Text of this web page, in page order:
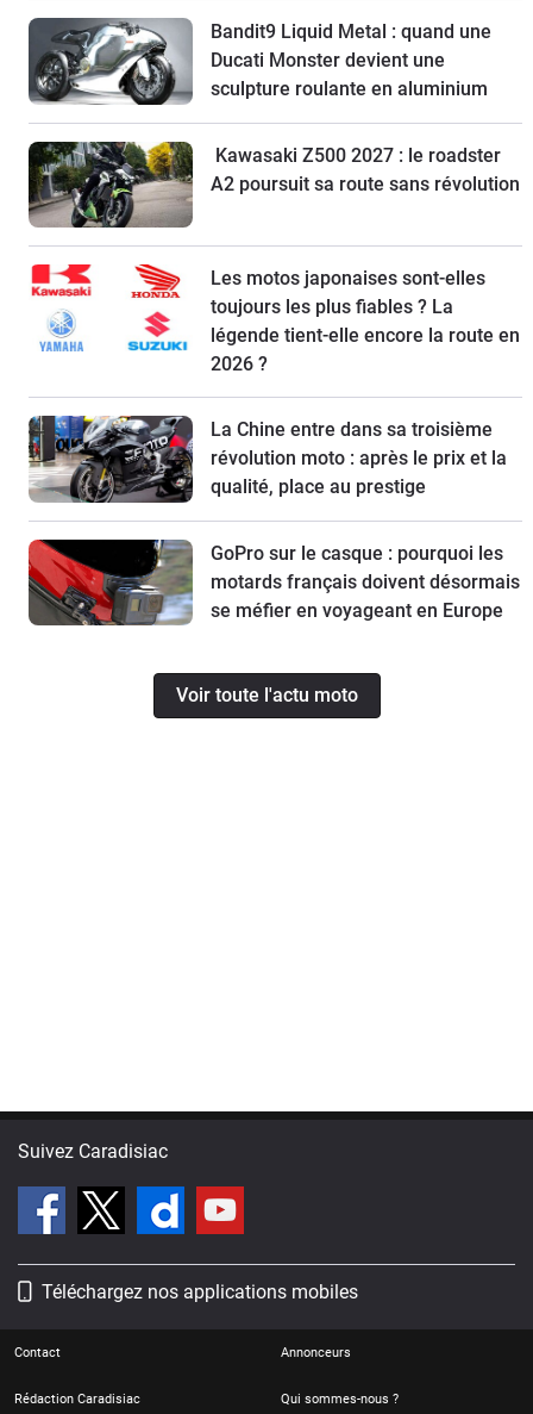
Bandit9 Liquid Metal : quand une
Ducati Monster devient une
sculpture roulante en aluminium
Kawasaki Z500 2027 : le roadster
A2 poursuit sa route sans révolution
Les motos japonaises sont-elles
toujours les plus fiables ? La
légende tient-elle encore la route en
2026 ?
La Chine entre dans sa troisième
révolution moto : après le prix et la
qualité, place au prestige
GoPro sur le casque : pourquoi les
motards français doivent désormais
se méfier en voyageant en Europe
Voir toute l'actu moto
Suivez Caradisiac
Téléchargez nos applications mobiles
Contact Annonceurs
Rédaction Caradisiac Qui sommes-nous ?